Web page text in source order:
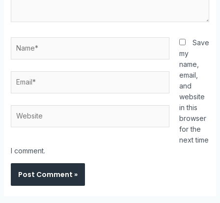
Save
my
name,
email,
and
website
in this
browser
for the
next time
I comment.